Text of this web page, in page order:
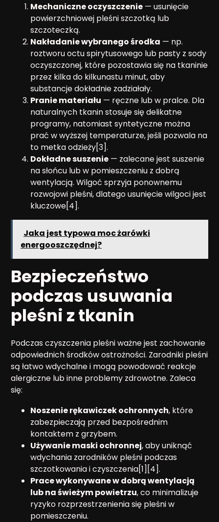
Mechaniczne oczyszczenie — usunięcie
powierzchniowej pleśni szczotką lub
szczoteczką.
Nakładanie wybranego środka — np.
roztworu octu spirytusowego lub pasty z sody
oczyszczonej, które pozostawia się na tkaninie
przez kilka do kilkunastu minut, aby
substancje dokładnie zadziałały.
Pranie materiału — ręczne lub w pralce. Dla
naturalnych tkanin stosuje się delikatne
programy, natomiast syntetyczne można
prać w wyższej temperaturze, jeśli pozwala na
to metka odzieży[3].
Dokładne suszenie — zalecane jest suszenie
na słońcu lub w pomieszczeniu z dobrą
wentylacją. Wilgoć sprzyja ponownemu
rozwojowi pleśni, dlatego usunięcie wilgoci jest
kluczowe[4].
Jaka jest typowa moc żarówki
energooszczędnej?
Bezpieczeństwo
podczas usuwania
pleśni z tkanin
Podczas czyszczenia pleśni ważne jest zachowanie
odpowiednich środków ostrożności. Zarodniki pleśni
są łatwo wdychalne i mogą powodować reakcje
alergiczne lub inne problemy zdrowotne. Zaleca
się:
Noszenie rękawiczek ochronnych, które
zabezpieczają przed bezpośrednim
kontaktem z grzybem.
Używanie maski ochronnej, aby uniknąć
wdychania zarodników pleśni podczas
szczotkowania i czyszczenia[1][4].
Prace wykonywane w dobrą wentylacją
lub na świeżym powietrzu, co minimalizuje
ryzyko rozprzestrzenienia się pleśni w
pomieszczeniu.